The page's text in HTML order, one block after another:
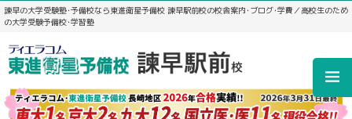
諫早の大学受験塾･予備校なら東進衛星予備校 諫早駅前校の校舎案内･ブログ･学費／高校生のため
の大学受験予備校･学習塾